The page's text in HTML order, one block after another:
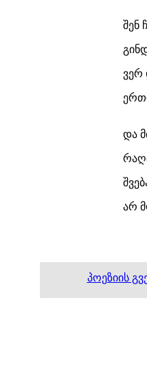
შენ
ვერ
და
არ
პოეზიის